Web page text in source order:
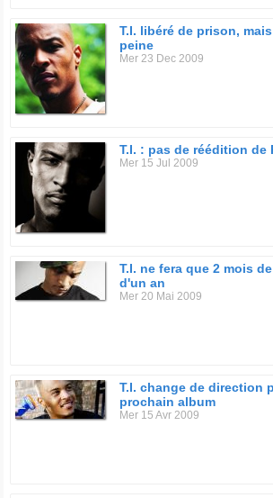
T.I. libéré de prison,
peine
Mer 23 Dec 2009
T.I. : pas de réédition de
Mer 15 Jul 2009
T.I. ne fera que 2 mois
d'un an
Mer 20 Mai 2009
T.I. change de direction
prochain album
Mer 15 Avr 2009